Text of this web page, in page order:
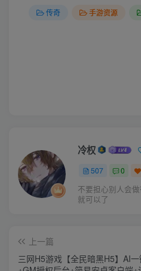
传奇 手游资源
冷权
507 0
不要担心别人会
就可以了
上一篇
三网H5游戏【全民暗黑H5】AI